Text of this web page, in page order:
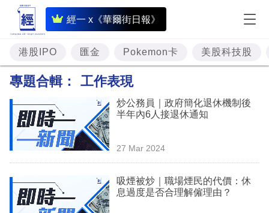
經一 x《華爾街日報》
即
時
財
經
投
資
港股IPO 匯金 Pokemon卡 美股科技股
專題合輯： 工作表現
炒公務員｜政府簡化退休機制後
半年內6人接退休通知
27 Mar 2024
吸煙被炒｜職場煙民的代價：休
息過度是否合理解僱理由？